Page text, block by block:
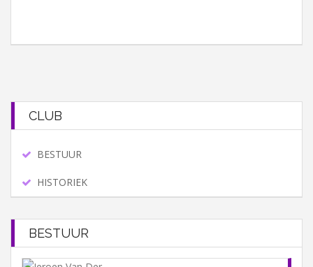
CLUB
BESTUUR
HISTORIEK
BESTUUR